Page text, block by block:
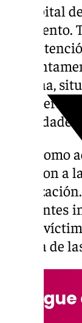
La capital
a la
semana,
Carretera
Tal y
entraron a
asaltantes
de las
en una de